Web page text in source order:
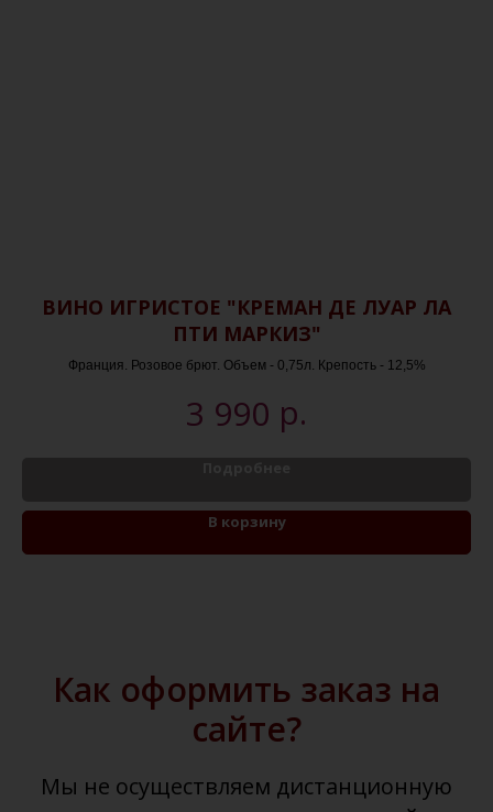
ВИНО ИГРИСТОЕ "КРЕМАН ДЕ ЛУАР ЛА
ПТИ МАРКИЗ"
Франция. Розовое брют. Объем - 0,75л. Крепость - 12,5%
3 990 р.
В корзину
Как оформить заказ на
сайте?
Мы не осуществляем дистанционную